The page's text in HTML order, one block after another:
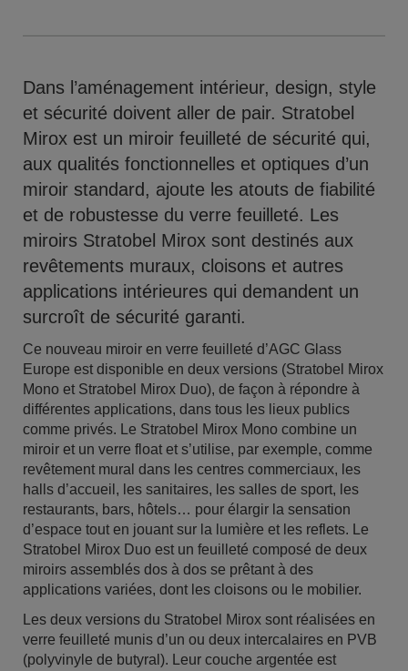
Dans l’aménagement intérieur, design, style
et sécurité doivent aller de pair. Stratobel
Mirox est un miroir feuilleté de sécurité qui,
aux qualités fonctionnelles et optiques d’un
miroir standard, ajoute les atouts de fiabilité
et de robustesse du verre feuilleté. Les
miroirs Stratobel Mirox sont destinés aux
revêtements muraux, cloisons et autres
applications intérieures qui demandent un
surcroît de sécurité garanti.
Ce nouveau miroir en verre feuilleté d’AGC Glass
Europe est disponible en deux versions (Stratobel Mirox
Mono et Stratobel Mirox Duo), de façon à répondre à
différentes applications, dans tous les lieux publics
comme privés. Le Stratobel Mirox Mono combine un
miroir et un verre float et s’utilise, par exemple, comme
revêtement mural dans les centres commerciaux, les
halls d’accueil, les sanitaires, les salles de sport, les
restaurants, bars, hôtels… pour élargir la sensation
d’espace tout en jouant sur la lumière et les reflets. Le
Stratobel Mirox Duo est un feuilleté composé de deux
miroirs assemblés dos à dos se prêtant à des
applications variées, dont les cloisons ou le mobilier.
Les deux versions du Stratobel Mirox sont réalisées en
verre feuilleté munis d’un ou deux intercalaires en PVB
(polyvinyle de butyral). Leur couche argentée est